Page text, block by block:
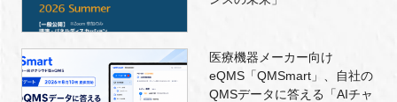
医療機器メーカー向け
eQMS「QMSmart」、自社の
QMSデータに答える「AIチャ